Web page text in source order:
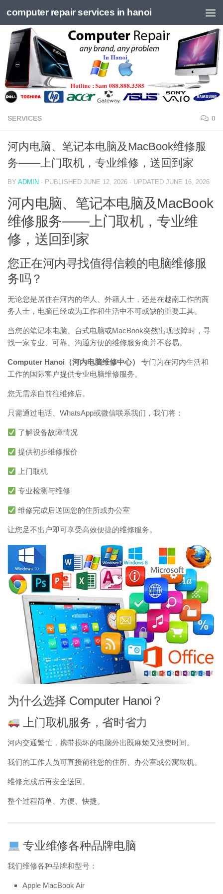
Skip to content
computer repair services in hanoi
SERVICES 0
河内电脑、笔记本电脑及MacBook维修服
务——上门取机，专业维修，送回到家
BY ADMIN · PUBLISHED JUNE 12, 2026 · UPDATED JUNE 16, 2026
河内电脑、笔记本电脑及MacBook
维修服务——上门取机，专业维
修，送回到家
您正在河内寻找值得信赖的电脑维修服
务吗？
无论您是居住在河内的华人、外籍人士，还是在越南工作的商
务人士，电脑已经成为工作和生活中不可或缺的重要工具。
当您的笔记本电脑、台式电脑或MacBook突然出现故障时，寻
找一家专业、可靠、沟通方便的维修服务商并不容易。
Computer Hanoi（河内电脑维修中心）
专门为在河内生活和
工作的国际客户提供专业电脑维修服务。
您无需亲自前往维修店。
只需通过电话、WhatsApp或微信联系我们，我们将：
了解设备故障情况
提供初步维修报价
上门取机
专业检测与维修
维修完成后送回您的住所或办公室
让您足不出户即可享受高效便捷的维修服务。
为什么选择 Computer Hanoi？
上门取机服务，省时省力
河内交通繁忙，携带损坏的电脑外出既麻烦又浪费时间。
我们的工作人员可直接前往您的住所、办公室或公寓取机。
维修完成后再安全送回。
整个过程简单、方便、快捷。
专业维修各种品牌电脑
我们维修各种品牌和型号：
Apple MacBook Air